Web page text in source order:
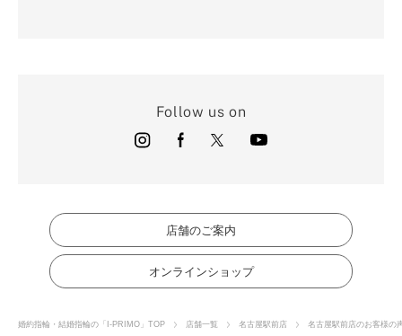
Follow us on
店舗のご案内
オンラインショップ
婚約指輪・結婚指輪の「I-PRIMO」TOP 店舗一覧 名古屋駅前店 名古屋駅前店のお客様の